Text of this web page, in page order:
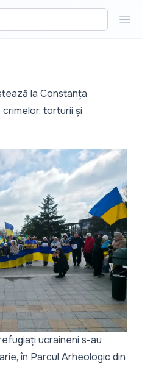
la Constanța
torturii și
ucraineni s-au
în Parcul Arheologic din